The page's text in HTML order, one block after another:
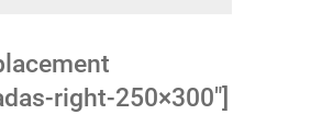
right-250×300″]